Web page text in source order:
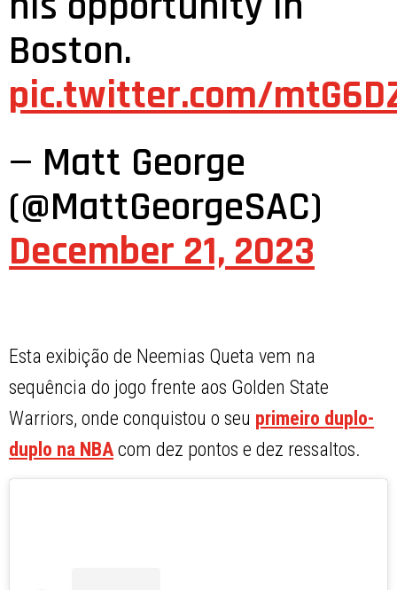
Boston.
pic.twitter.com/
— Matt George
(@MattGeorgeSAC)
December 21, 2023
Esta exibição de Neemias Queta vem na
sequência do jogo frente aos Golden State
Warriors, onde conquistou o seu primeiro duplo-
duplo na NBA com dez pontos e dez ressaltos.